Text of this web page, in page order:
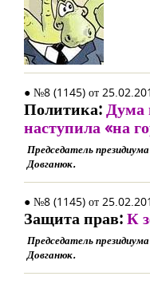
● №8 (1145) от
Политика:Дума
наступила «на
Председатель
Довганюк.
● №8 (1145) от
Защита прав:К
Председатель
Довганюк.